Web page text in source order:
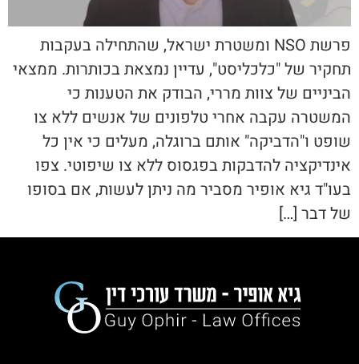
פרשת NSO ומשטרת ישראל, שהתחילה בעקבות
תחקיר של "כלכליסט", עדיין נמצאת בכותרות. ממצאי
הביניים של צוות מררי, הבודק את הטענות כי
המשטרה עקבה אחרי טלפונים של אנשים ללא צו
שופט ו"הדביקה" אותם ברוגלה, מעלים כי אין כל
אינדיקציה להדבקות בפגסוס ללא צו שיפוטי. צפו
בעו"ד גיא אופיר מסביר מה ניתן לעשות, אם בסופו
של דבר […]